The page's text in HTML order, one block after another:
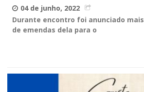
04 de junho, 2022
Durante encontro foi anunciado mais
de emendas dela para o